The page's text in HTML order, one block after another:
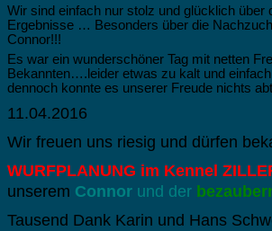
Wir sind einfach nur stolz und glücklich über
Ergebnisse … Besonders über die
Connor!!!
Es war ein wunderschöner Tag mit netten
Bekannten….l eider etwas zu kalt und
dennoch konnte es unserer Freude nichts
11.04.2016
Wir freuen uns riesig und dürfen
WURFPLANUNG im Kennel
unserem Connor und der
Tausend Dank Karin und Hans